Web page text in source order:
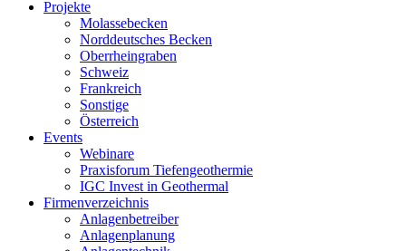
Projekte
Molassebecken
Norddeutsches Becken
Oberrheingraben
Schweiz
Frankreich
Sonstige
Österreich
Events
Webinare
Praxisforum Tiefengeothermie
IGC Invest in Geothermal
Firmenverzeichnis
Anlagenbetreiber
Anlagenplanung